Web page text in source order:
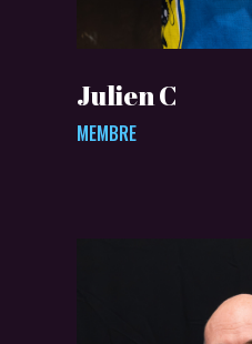
Julien C
MEMBRE